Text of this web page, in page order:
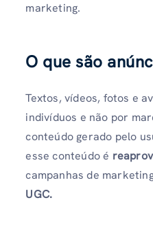
marketing.
O que são
Textos, vídeos, fotos e
indivíduos e não por
conteúdo gerado pelo
esse conteúdo é
campanhas de
UGC.